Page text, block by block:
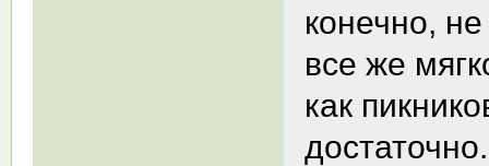
конечно,
все же
как